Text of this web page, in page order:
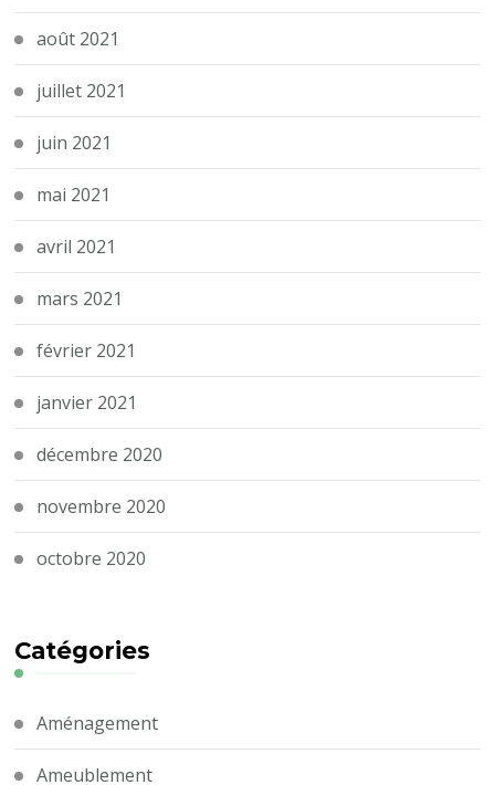
août 2021
juillet 2021
juin 2021
mai 2021
avril 2021
mars 2021
février 2021
janvier 2021
décembre 2020
novembre 2020
octobre 2020
Catégories
Aménagement
Ameublement